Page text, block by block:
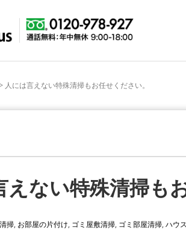
> 人には言えない特殊清掃もお任せください。
えない特殊清掃も
掃, お部屋の片付け, ゴミ屋敷清掃, ゴミ部屋清掃, ハウ